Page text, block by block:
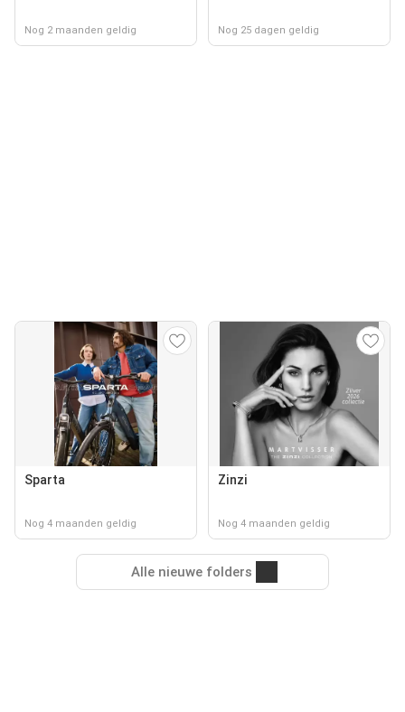
Nog 2 maanden geldig Nog 25 dagen geldig
Sparta
Nog 4 maanden geldig
Zinzi
Nog 4 maanden geldig
Alle nieuwe folders